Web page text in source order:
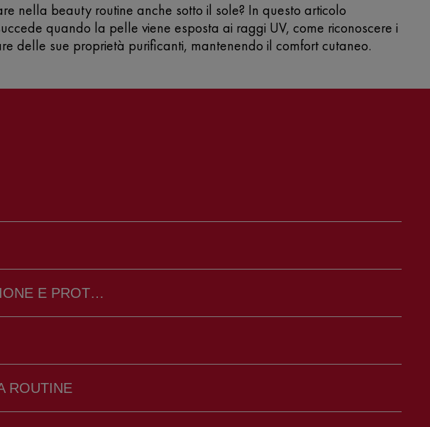
nella beauty routine anche sotto il sole? In questo articolo
quando la pelle viene esposta ai raggi UV, come riconoscere i
delle sue proprietà purificanti, mantenendo il comfort cutaneo.
COME USARE PRODOTTI CON ACIDO SALICILICO IN ESTATE: ATTENZIONE E PROTEZIONE
ROUTINE